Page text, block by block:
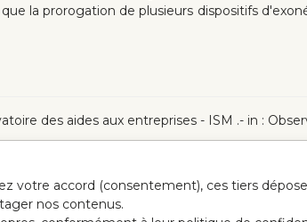
la prorogation de plusieurs dispositifs
des aides aux entreprises - ISM .- in :
votre accord (consentement), ces tiers
nos contenus.